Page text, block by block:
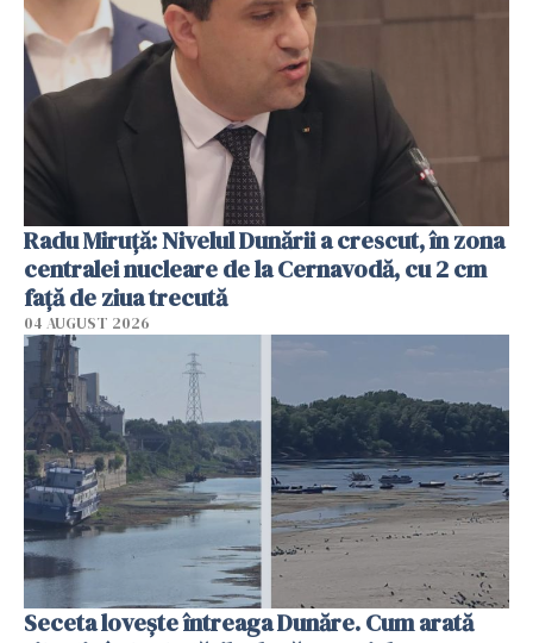
Radu Miruţă: Nivelul Dunării a crescut, în zona
centralei nucleare de la Cernavodă, cu 2 cm
faţă de ziua trecută
04 AUGUST 2026
Seceta lovește întreaga Dunăre. Cum arată